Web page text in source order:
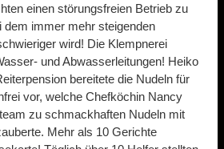
einen störungsfreien Betrieb zu
dem immer mehr steigenden
wird! Die Klempnerei
und Abwasserleitungen! Heiko
bereitete die Nudeln für
vor, welche Chefköchin Nancy
zu schmackhaften Nudeln mit
Mehr als 10 Gerichte